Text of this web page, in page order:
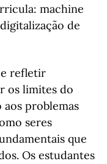
machine
de
e refletir
os limites do
problemas
seres
que
Os estudantes